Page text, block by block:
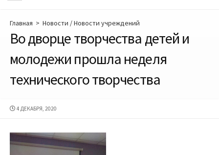
Главная > Новости /Новости учреждений
Во дворце творчества детей и
молодежи прошла неделя
технического творчества
ДАТА
4 ДЕКАБРЯ, 2020